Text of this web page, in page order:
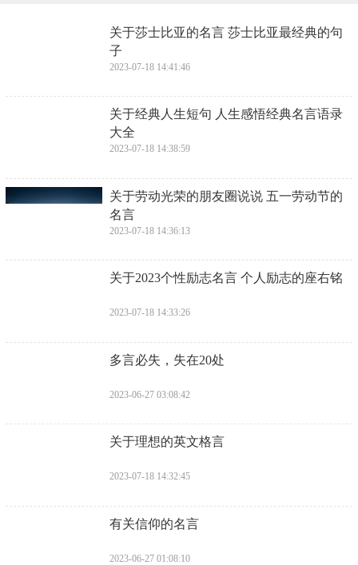
​关于莎士比亚的名言 莎士比亚最经典的句
子
2023-07-18 14:41:46
​关于经典人生短句 人生感悟经典名言语录
大全
2023-07-18 14:38:59
​关于劳动光荣的朋友圈说说 五一劳动节的
名言
2023-07-18 14:36:13
​关于2023个性励志名言 个人励志的座右铭
2023-07-18 14:33:26
​多言必失，失在20处
2023-06-27 03:08:42
​关于理想的英文格言
2023-07-18 14:32:45
​有关信仰的名言
2023-06-27 01:08:10